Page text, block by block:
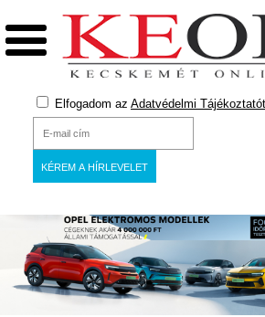
Elfogadom az Adatvédelmi